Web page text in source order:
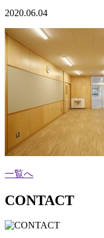
2020.06.04
一覧へ
CONTACT